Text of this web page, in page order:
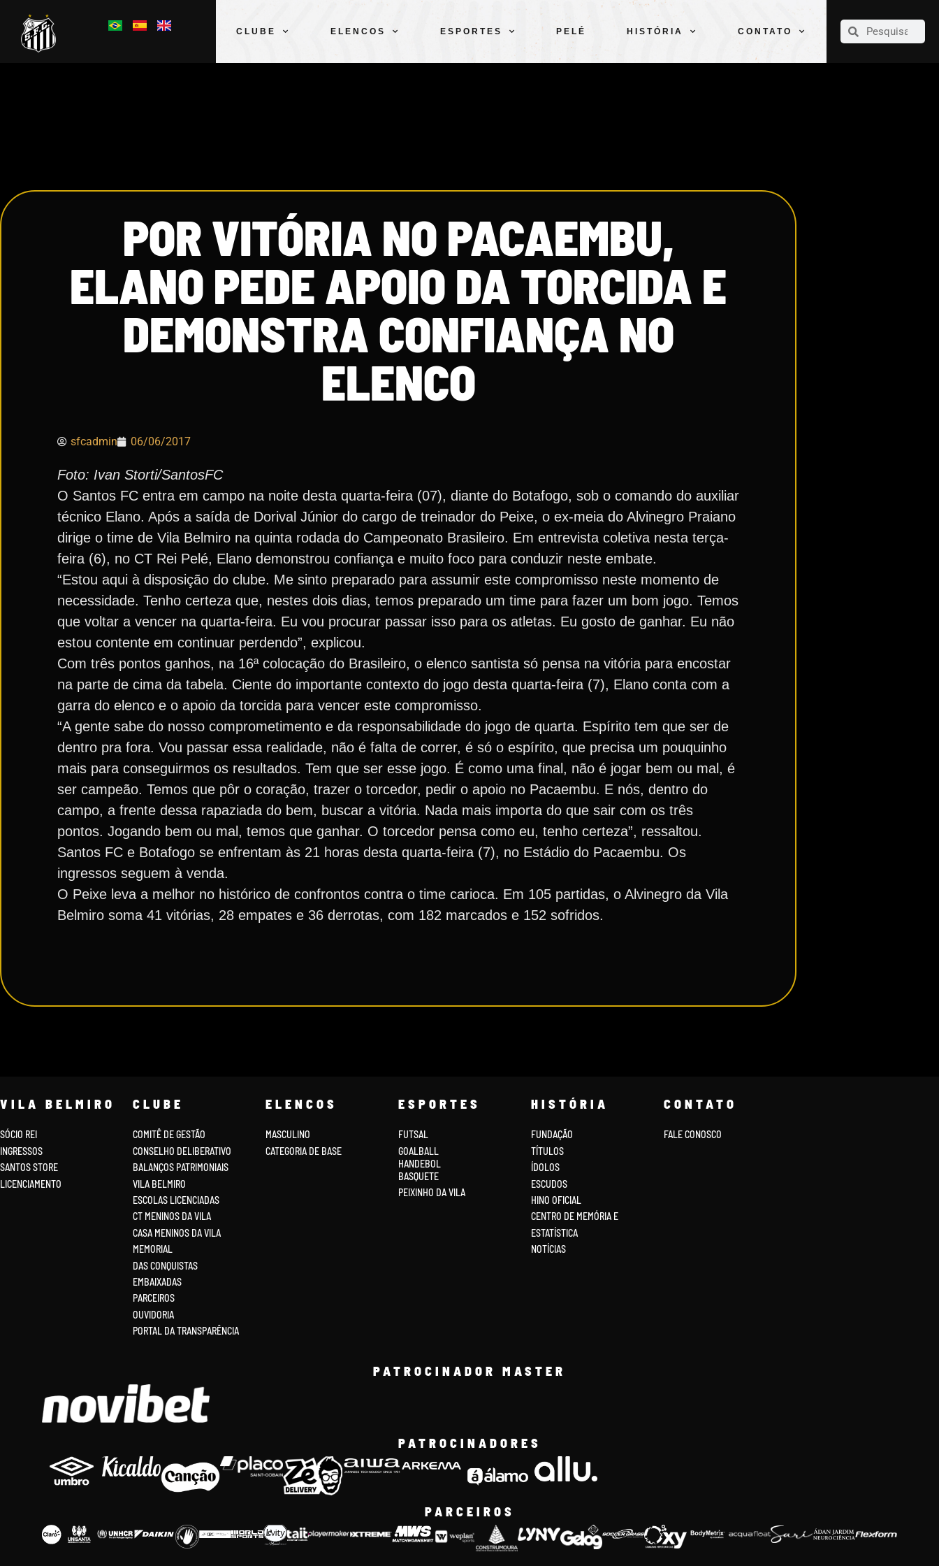
CLUBE ELENCOS ESPORTES PELÉ HISTÓRIA CONTATO
CLUBE
POR VITÓRIA NO PACAEMBU,
ELANO PEDE APOIO DA TORCIDA E
DEMONSTRA CONFIANÇA NO
ELENCO
sfcadmin 06/06/2017
Foto: Ivan Storti/SantosFC
O Santos FC entra em campo na noite desta quarta-feira (07), diante do Botafogo, sob o comando do auxiliar
técnico Elano. Após a saída de Dorival Júnior do cargo de treinador do Peixe, o ex-meia do Alvinegro Praiano
dirige o time de Vila Belmiro na quinta rodada do Campeonato Brasileiro. Em entrevista coletiva nesta terça-
feira (6), no CT Rei Pelé, Elano demonstrou confiança e muito foco para conduzir neste embate.
“Estou aqui à disposição do clube. Me sinto preparado para assumir este compromisso neste momento de
necessidade. Tenho certeza que, nestes dois dias, temos preparado um time para fazer um bom jogo. Temos
que voltar a vencer na quarta-feira. Eu vou procurar passar isso para os atletas. Eu gosto de ganhar. Eu não
estou contente em continuar perdendo”, explicou.
Com três pontos ganhos, na 16ª colocação do Brasileiro, o elenco santista só pensa na vitória para encostar
na parte de cima da tabela. Ciente do importante contexto do jogo desta quarta-feira (7), Elano conta com a
garra do elenco e o apoio da torcida para vencer este compromisso.
“A gente sabe do nosso comprometimento e da responsabilidade do jogo de quarta. Espírito tem que ser de
dentro pra fora. Vou passar essa realidade, não é falta de correr, é só o espírito, que precisa um pouquinho
mais para conseguirmos os resultados. Tem que ser esse jogo. É como uma final, não é jogar bem ou mal, é
ser campeão. Temos que pôr o coração, trazer o torcedor, pedir o apoio no Pacaembu. E nós, dentro do
campo, a frente dessa rapaziada do bem, buscar a vitória. Nada mais importa do que sair com os três
pontos. Jogando bem ou mal, temos que ganhar. O torcedor pensa como eu, tenho certeza”, ressaltou.
Santos FC e Botafogo se enfrentam às 21 horas desta quarta-feira (7), no Estádio do Pacaembu. Os
ingressos seguem à venda.
O Peixe leva a melhor no histórico de confrontos contra o time carioca. Em 105 partidas, o Alvinegro da Vila
Belmiro soma 41 vitórias, 28 empates e 36 derrotas, com 182 marcados e 152 sofridos.
VILA BELMIRO
SÓCIO REI
INGRESSOS
SANTOS STORE
LICENCIAMENTO
CLUBE
COMITÊ DE GESTÃO
CONSELHO DELIBERATIVO
BALANÇOS PATRIMONIAIS
VILA BELMIRO
ESCOLAS LICENCIADAS
CT MENINOS DA VILA
CASA MENINOS DA VILA
MEMORIAL
DAS CONQUISTAS
EMBAIXADAS
PARCEIROS
OUVIDORIA
PORTAL DA TRANSPARÊNCIA
ELENCOS
MASCULINO
CATEGORIA DE BASE
ESPORTES
FUTSAL
GOALBALL
HANDEBOL
BASQUETE
PEIXINHO DA VILA
HISTÓRIA
FUNDAÇÃO
TÍTULOS
ÍDOLOS
ESCUDOS
HINO OFICIAL
CENTRO DE MEMÓRIA E
ESTATÍSTICA
NOTÍCIAS
CONTATO
FALE CONOSCO
PATROCINADOR MASTER
PATROCINADORES
PARCEIROS